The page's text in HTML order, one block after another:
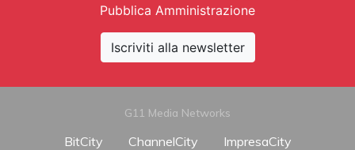
Pubblica Amministrazione
Iscriviti alla newsletter
G11 Media Networks
BitCity ChannelCity
ImpresaCity